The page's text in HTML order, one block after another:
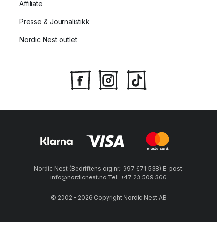
Affiliate
Presse & Journalistikk
Nordic Nest outlet
Nordic Nest (Bedriftens org.nr.: 997 671 538) E-post:
info@nordicnest.no Tel: +47 23 509 366
© 2002 - 2026 Copyright Nordic Nest AB